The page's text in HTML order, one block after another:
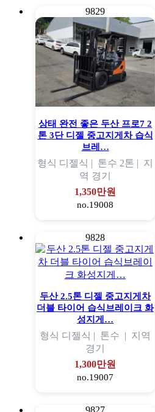
9829
상태 완전 좋은 두산 프로7 2
톤 3단 디젤 중고지게차 습식
브레…
형식 디젤식 | 톤수 2톤 | 지
역 경기
1,350만원
no.19008
9828
두산 2.5톤 디젤 중고지게차
더블 타이어 습식브레이크 화
성지게…
형식 디젤식 | 톤수 | 지역
경기
1,300만원
no.19007